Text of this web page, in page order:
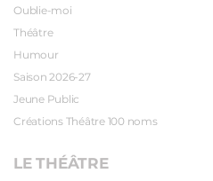
Oublie-moi
Théâtre
Humour
Saison 2026-27
Jeune Public
Créations Théâtre 100 noms
LE THÉÂTRE